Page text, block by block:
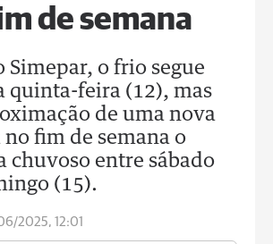
de semana
Simepar, o frio segue
quinta-feira (12), mas
de uma nova
fim de semana o
chuvoso entre sábado
(15).
2025, 12:01